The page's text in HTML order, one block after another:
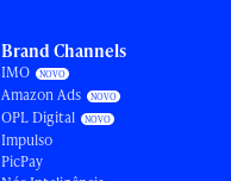
Brand Channels
IMO
Amazon Ads
OPL Digital
Impulso
PicPay